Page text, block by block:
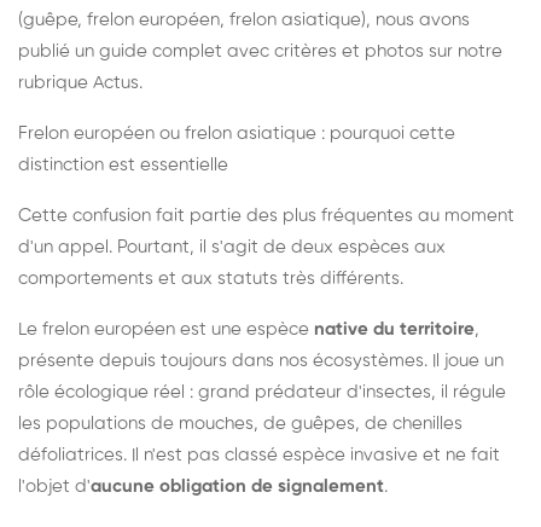
(guêpe, frelon européen, frelon asiatique), nous avons
publié un guide complet avec critères et photos sur notre
rubrique Actus.
Frelon européen ou frelon asiatique : pourquoi cette
distinction est essentielle
Cette confusion fait partie des plus fréquentes au moment
d'un appel. Pourtant, il s'agit de deux espèces aux
comportements et aux statuts très différents.
Le frelon européen est une espèce native du territoire,
présente depuis toujours dans nos écosystèmes. Il joue un
rôle écologique réel : grand prédateur d'insectes, il régule
les populations de mouches, de guêpes, de chenilles
défoliatrices. Il n'est pas classé espèce invasive et ne fait
l'objet d'aucune obligation de signalement.